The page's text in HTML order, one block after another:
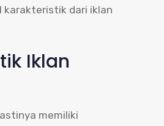
karakteristik dari iklan
Iklan
memiliki